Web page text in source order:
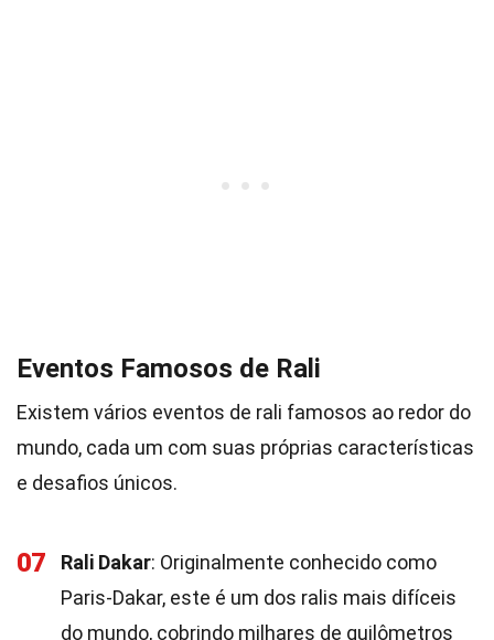
Eventos Famosos de Rali
Existem vários eventos de rali famosos ao redor do
mundo, cada um com suas próprias características
e desafios únicos.
07 Rali Dakar: Originalmente conhecido como
Paris-Dakar, este é um dos ralis mais difíceis
do mundo, cobrindo milhares de quilômetros